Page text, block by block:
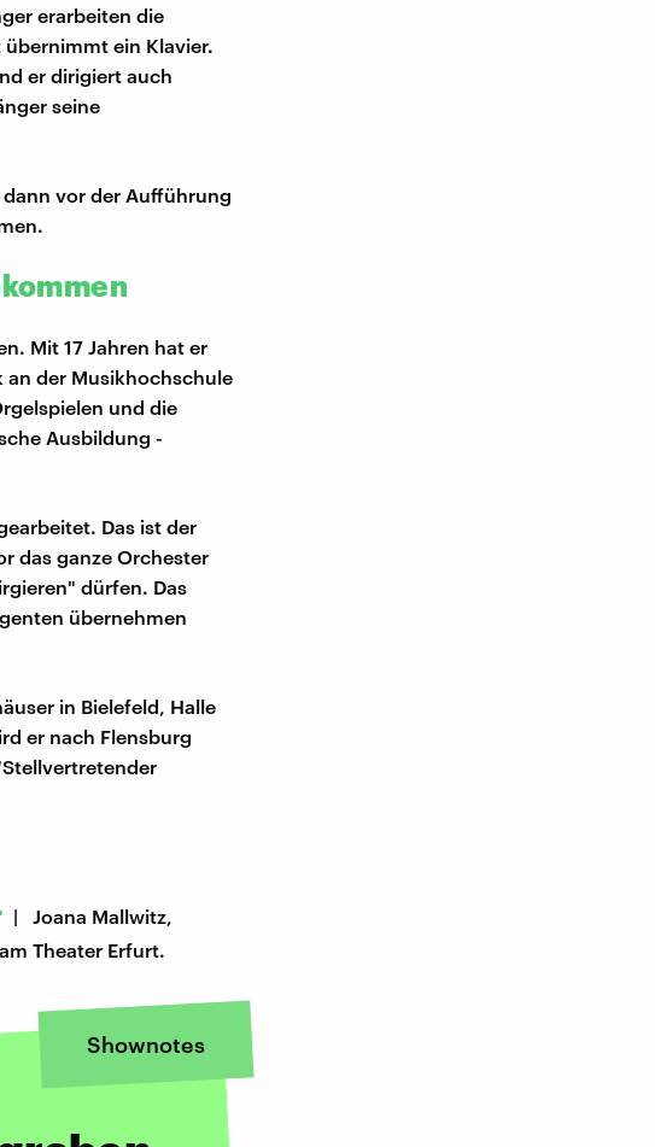
erarbeiten die
ein Klavier.
er dirigiert auch
seine
vor der Aufführung
Mit 17 Jahren hat er
an der Musikhochschule
und die
Ausbildung -
Das ist der
das ganze Orchester
dürfen. Das
übernehmen
in Bielefeld, Halle
er nach Flensburg
| Joana Mallwitz,
Theater Erfurt.
Shownotes